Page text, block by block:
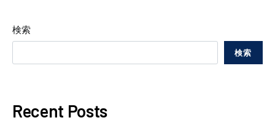
検索
検索
Recent Posts